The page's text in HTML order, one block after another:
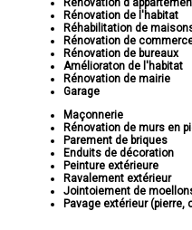
Rénovation
Rénovation de l'habitat
Réhabilitation de
Rénovation de
Rénovation de bureaux
Amélioraton de l'habitat
Rénovation de mairie
Garage
Maçonnerie
Rénovation de murs en
Parement de briques
Enduits de décoration
Peinture extérieure
Ravalement extérieur
Jointoiement de
Pavage extérieur (pierre,